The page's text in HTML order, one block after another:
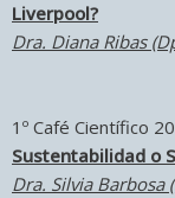
Liverpool?
Dra. Diana Ribas
1º Café Científico
Sustentabilidad o
Dra. Silvia Barbosa